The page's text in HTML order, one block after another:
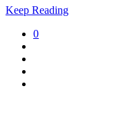
Keep Reading
0